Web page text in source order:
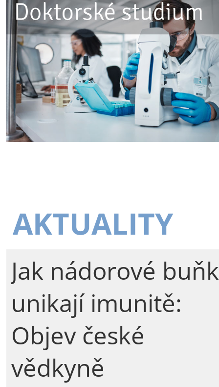
AKTUALITY
Jak nádorové
unikají imunitě:
Objev české
vědkyně